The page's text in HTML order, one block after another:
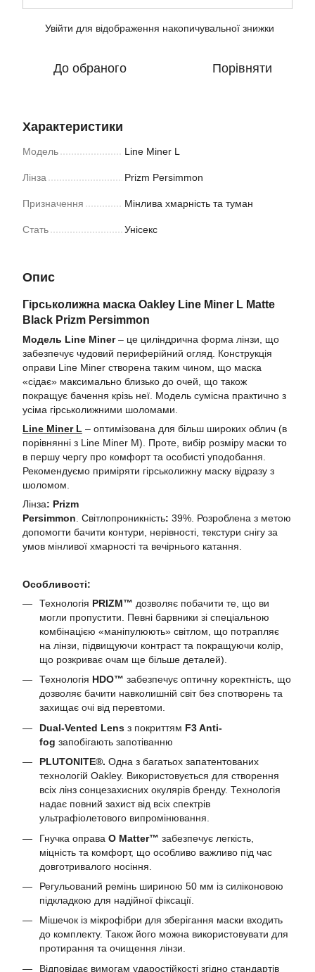
Увійти для відображення накопичувальної знижки
До обраного Порівняти
Характеристики
Модель Line Miner L
Лінза Prizm Persimmon
Призначення Мінлива хмарність та туман
Стать Унісекс
Опис
Гірськолижна маска Oakley Line Miner L Matte
Black Prizm Persimmon
Модель Line Miner– це циліндрична форма лінзи, що
забезпечує чудовий периферійний огляд. Конструкція
оправи Line Miner створена таким чином, що маска
«сідає» максимально близько до очей, що також
покращує бачення крізь неї. Модель сумісна практично з
усіма гірськолижними шоломами.
Line Miner L – оптимізована для більш широких облич (в
порівнянні з Line Miner M). Проте, вибір розміру маски то
в першу чергу про комфорт та особисті уподобання.
Рекомендуємо приміряти гірськолижну маску відразу з
шоломом.
Лінза: Prizm
Persimmon . Світлопроникність: 39%. Розроблена з метою
допомогти бачити контури, нерівності, текстури снігу за
умов мінливої хмарності та вечірнього катання.
Особливості:
Технологія PRIZM™ дозволяє побачити те, що ви
могли пропустити. Певні барвники зі спеціальною
комбінацією «маніпулюють» світлом, що потрапляє
на лінзи, підвищуючи контраст та покращуючи колір,
що розкриває очам ще більше деталей).
Технологія HDO™ забезпечує оптичну коректність, що
дозволяє бачити навколишній світ без спотворень та
захищає очі від перевтоми.
Dual-Vented Lens з покриттям F3 Anti-
fog запобігають запотіванню
PLUTONITE®. Одна з багатьох запатентованих
технологій Oakley. Використовується для створення
всіх лінз сонцезахисних окулярів бренду. Технологія
надає повний захист від всіх спектрів
ультрафіолетового випромінювання.
Гнучка оправа O Matter™ забезпечує легкість,
міцність та комфорт, що особливо важливо під час
довготривалого носіння.
Регульований ремінь шириною 50 мм із силіконовою
підкладкою для надійної фіксації.
Мішечок із мікрофібри для зберігання маски входить
до комплекту. Також його можна використовувати для
протирання та очищення лінзи.
Відповідає вимогам ударостійкості згідно стандартів